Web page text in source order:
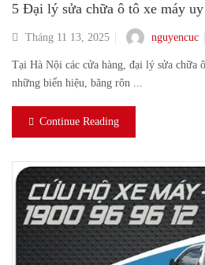
5 Đại lý sửa chữa ô tô xe máy
Tháng 11 13, 2025 nguyencuc
Tại Hà Nội các cửa hàng, đại lý sửa chữa
những biển hiệu, băng rôn ...
Continue Reading